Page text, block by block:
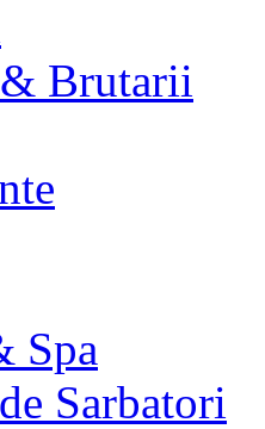
Brutarii
Spa
Sarbatori